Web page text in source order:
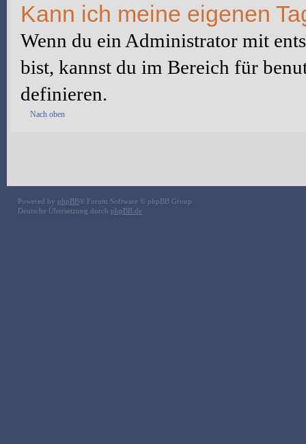
Kann ich meine eigenen
Wenn du ein Administrator mit
bist, kannst du im Bereich für
definieren.
Nach oben
Powered by phpBB® Forum Software © phpBB Group
Deutsche Übersetzung durch phpBB.de